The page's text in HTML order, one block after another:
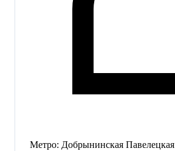
Метро: Добрынинская Павелецкая